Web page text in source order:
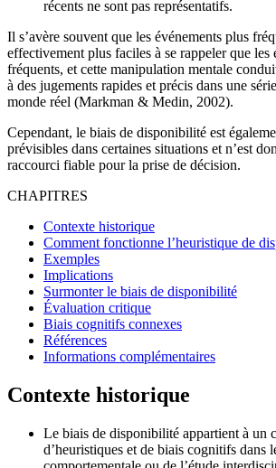
récents ne sont pas représentatifs.
Il s’avère souvent que les événements plus
effectivement plus faciles à se rappeler que les
fréquents, et cette manipulation mentale
à des jugements rapides et précis dans une
monde réel (Markman & Medin, 2002).
Cependant, le biais de disponibilité est
prévisibles dans certaines situations et n’est
raccourci fiable pour la prise de décision.
CHAPITRES
Contexte historique
Comment fonctionne l’heuristique de
Exemples
Implications
Surmonter le biais de disponibilité
Évaluation critique
Biais cognitifs connexes
Références
Informations complémentaires
Contexte historique
Le biais de disponibilité appartient à un
d’heuristiques et de biais cognitifs dans